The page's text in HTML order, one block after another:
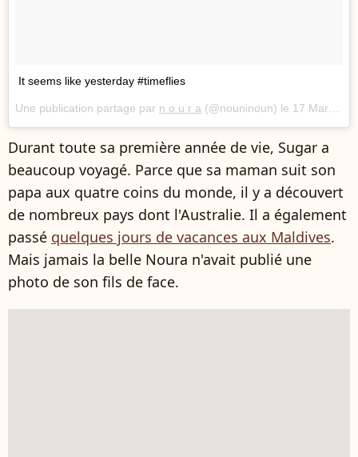
It seems like yesterday #timeflies
Une publication partage par n o u r a (@nouninoun) le 17 Mars 2018 11 :26 PDT
Durant toute sa première année de vie, Sugar a
beaucoup voyagé. Parce que sa maman suit son
papa aux quatre coins du monde, il y a découvert
de nombreux pays dont l'Australie. Il a également
passé quelques jours de vacances aux Maldives.
Mais jamais la belle Noura n'avait publié une
photo de son fils de face.